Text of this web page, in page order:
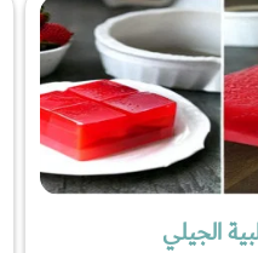
الجيلي